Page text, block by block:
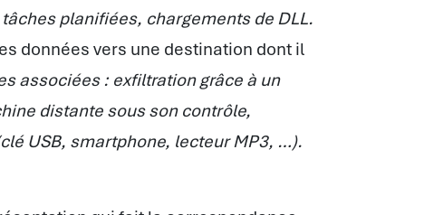
planifiées, chargements de DLL.
données vers une destination dont il
associées : exfiltration grâce à un
distante sous son contrôle,
USB, smartphone, lecteur MP3, …).